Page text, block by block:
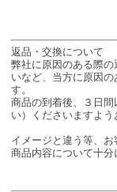
返品・交換について
弊社に原因のある際
いなど、当方に原因
す。
商品の到着後、３日
い）くださいますよう
イメージと違う等、お
商品内容について十分